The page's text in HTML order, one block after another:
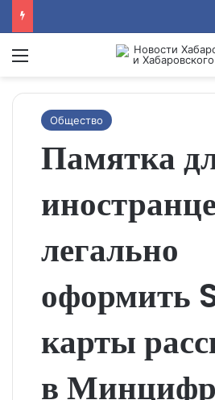
Menu
Общество
Памятка
легально
оформить
карты
в